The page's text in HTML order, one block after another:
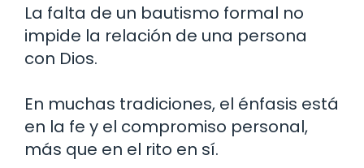
La falta de un bautismo formal no
impide la relación de una persona
con Dios.
En muchas tradiciones, el énfasis está
en la fe y el compromiso personal,
más que en el rito en sí.